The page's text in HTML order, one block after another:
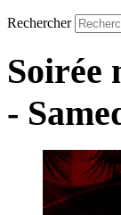
Rechercher
Soirée
-